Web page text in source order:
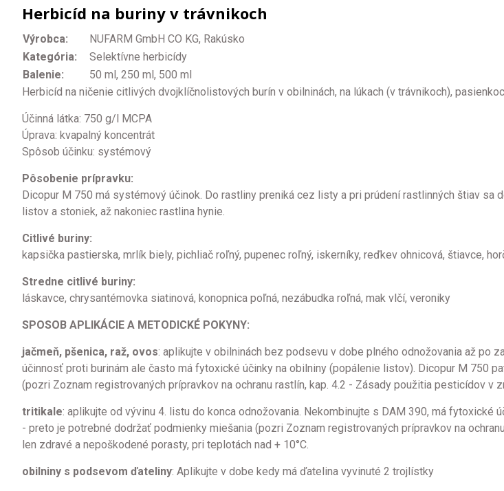
Herbicíd na buriny v trávnikoch
Výrobca:
NUFARM GmbH CO KG, Rakúsko
Kategória:
Selektívne herbicídy
Balenie:
50 ml, 250 ml, 500 ml
Herbicíd na ničenie citlivých dvojklíčnolistových burín v obilninách, na lúkach (v trávnikoch),
Účinná látka: 750 g/l MCPA
Úprava: kvapalný koncentrát
Spôsob účinku: systémový
Pôsobenie prípravku:
Dicopur M 750 má systémový účinok. Do rastliny preniká cez listy a pri prúdení rastlinných štiav
listov a stoniek, až nakoniec rastlina hynie.
Citlivé buriny:
kapsička pastierska, mrlík biely, pichliač roľný, pupenec roľný, iskerníky, reďkev ohnicová, štiavce,
Stredne citlivé buriny:
láskavce, chrysantémovka siatinová, konopnica poľná, nezábudka roľná, mak vlčí, veroniky
SPOSOB APLIKÁCIE A METODICKÉ POKYNY:
jačmeň, pšenica, raž, ovos: aplikujte v obilninách bez podsevu v dobe plného odnožovania až po
účinnosť proti burinám ale často má fytoxické účinky na obilniny (popálenie listov). Dicopur M 750
(pozri Zoznam registrovaných prípravkov na ochranu rastlín, kap. 4.2 - Zásady použitia pesticídov v
tritikale: aplikujte od vývinu 4. listu do konca odnožovania. Nekombinujte s DAM 390, má
- preto je potrebné dodržať podmienky miešania (pozri Zoznam registrovaných prípravkov na
len zdravé a nepoškodené porasty, pri teplotách nad + 10°C.
obilniny s podsevom ďateliny: Aplikujte v dobe kedy má ďatelina vyvinuté 2 trojlístky